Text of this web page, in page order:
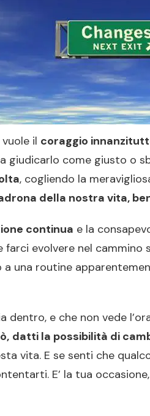
il coraggio
giudicarlo come giusto o
, cogliendo la
della nostra vita,
continua e la
evolvere nel cammino
una routine
e che non vede
datti la possibilità di
vita. E se senti che
E’ la tua